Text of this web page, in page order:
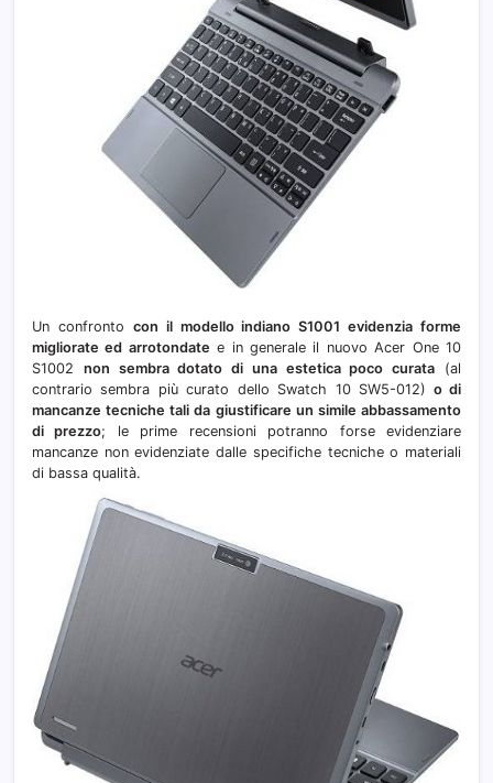
Un confronto con il modello indiano S1001 evidenzia forme
migliorate ed arrotondate e in generale il nuovo Acer One 10
S1002 non sembra dotato di una estetica poco curata (al
contrario sembra più curato dello Swatch 10 SW5-012) o di
mancanze tecniche tali da giustificare un simile abbassamento
di prezzo; le prime recensioni potranno forse evidenziare
mancanze non evidenziate dalle specifiche tecniche o materiali
di bassa qualità.